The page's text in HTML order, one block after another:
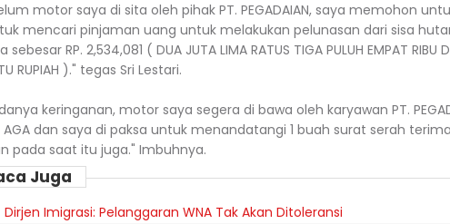
motor saya di sita oleh pihak PT. PEGADAIAN, saya memohon
mencari pinjaman uang untuk melakukan pelunasan dari sisa
RP. 2,534,081 ( DUA JUTA LIMA RATUS TIGA PULUH EMPAT RIBU
RUPIAH )." tegas Sri Lestari.
keringanan, motor saya segera di bawa oleh karyawan PT.
dan saya di paksa untuk menandatangi 1 buah surat serah terima
pada saat itu juga." Imbuhnya.
Juga
Dirjen Imigrasi: Pelanggaran WNA Tak Akan Ditoleransi